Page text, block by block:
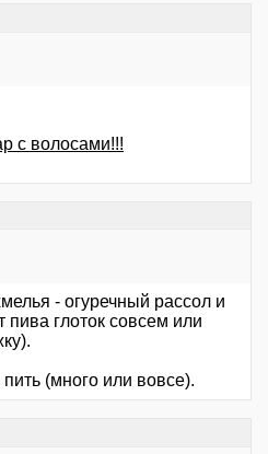
волосами!!!
- огуречный рассол и
глоток совсем или
(много или вовсе).